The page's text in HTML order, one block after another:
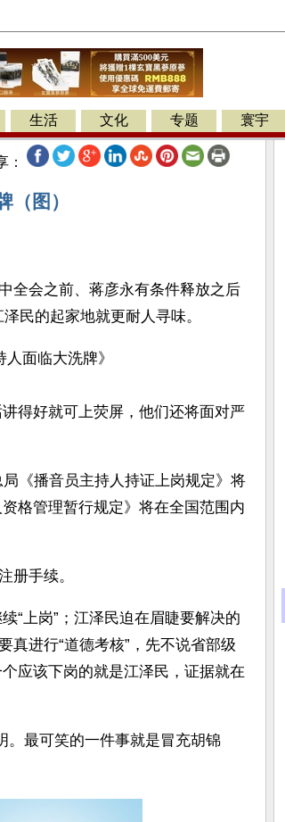
生活 文化 专题 寰宇
：
图）
全会之前、蒋彦永有条件释放之后
民的起家地就更耐人寻味。
面临大洗牌》
得好就可上荧屏，他们还将面对严
《播音员主持人持证上岗规定》将
格管理暂行规定》将在全国范围内
册手续。
“上岗”；江泽民迫在眉睫要解决的
真进行“道德考核”，先不说省部级
应该下岗的就是江泽民，证据就在
。最可笑的一件事就是冒充胡锦